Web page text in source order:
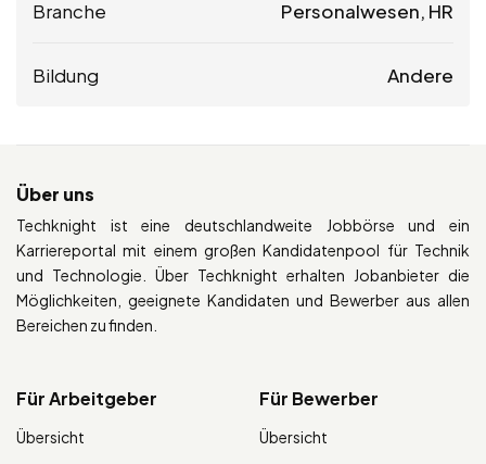
Branche Personalwesen, HR
Bildung Andere
Über uns
Techknight ist eine deutschlandweite Jobbörse und ein
Karriereportal mit einem großen Kandidatenpool für Technik
und Technologie. Über Techknight erhalten Jobanbieter die
Möglichkeiten, geeignete Kandidaten und Bewerber aus allen
Bereichen zu finden.
Für Arbeitgeber
Übersicht
Für Bewerber
Übersicht